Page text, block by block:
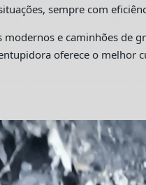
sempre com
e caminhões de
oferece o melhor